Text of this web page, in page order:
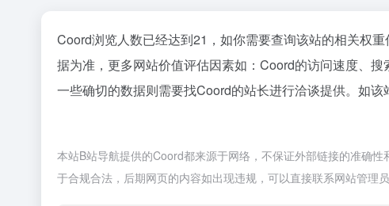
Coord浏览人数已经达到21，如你需要查询该站的相关权
据为准，更多网站价值评估因素如：Coord的访问速度、
一些确切的数据则需要找Coord的站长进行洽谈提供。如该
本站B站导航提供的Coord都来源于网络，不保证外部链接的准确
于合规合法，后期网页的内容如出现违规，可以直接联系网站管理